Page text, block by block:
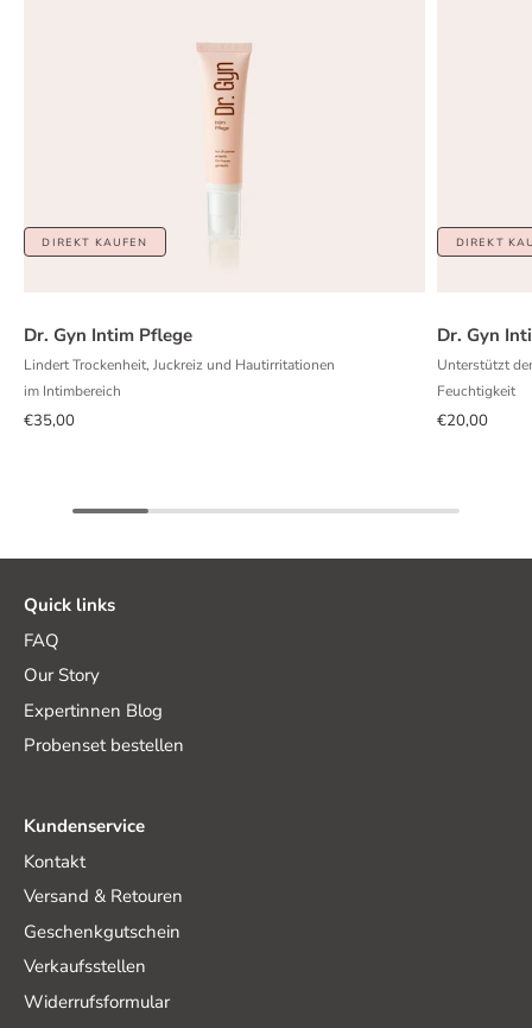
DIREKT KAUFEN
Dr. Gyn Intim Pflege
Lindert Trockenheit, Juckreiz und Hautirritationen
im Intimbereich
€35,00
DIREKT
Dr. Gyn
Unterstützt
Feuchtigkeit
€20,00
Quick links
FAQ
Our Story
Expertinnen Blog
Probenset bestellen
Kundenservice
Kontakt
Versand & Retouren
Geschenkgutschein
Verkaufsstellen
Widerrufsformular